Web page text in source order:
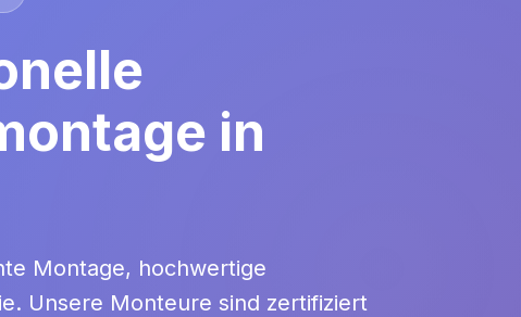
in
Montage, hochwertige
Unsere Monteure sind zertifiziert